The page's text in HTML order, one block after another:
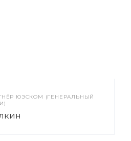
ЮЭСКОМ (ГЕНЕРАЛЬНЫЙ